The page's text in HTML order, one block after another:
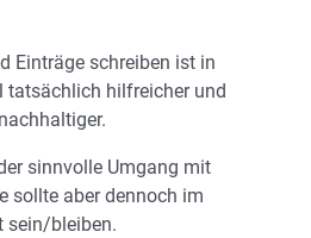
Einträge schreiben ist in
hilfreicher und
sinnvolle Umgang mit
sollte aber dennoch im
sein/bleiben.